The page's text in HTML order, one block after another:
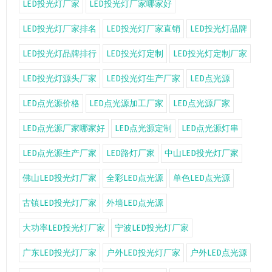
LED投光灯厂家 LED投光灯厂家哪家好
LED投光灯厂家排名 LED投光灯厂家直销 LED投光灯品牌
LED投光灯品牌排行 LED投光灯定制 LED投光灯定制厂家
LED投光灯源头厂家 LED投光灯生产厂家 LED点光源
LED点光源价格 LED点光源加工厂家 LED点光源厂家
LED点光源厂家哪家好 LED点光源定制 LED点光源灯串
LED点光源生产厂家 LED路灯厂家 中山LED投光灯厂家
佛山LED投光灯厂家 全彩LED点光源 单色LED点光源
古镇LED投光灯厂家 外墙LED点光源
大功率LED投光灯厂家 宁波LED投光灯厂家
广东LED投光灯厂家 户外LED投光灯厂家 户外LED点光源